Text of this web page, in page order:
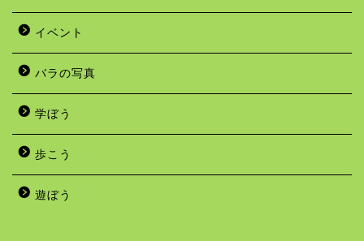
イベント
バラの写真
学ぼう
歩こう
遊ぼう